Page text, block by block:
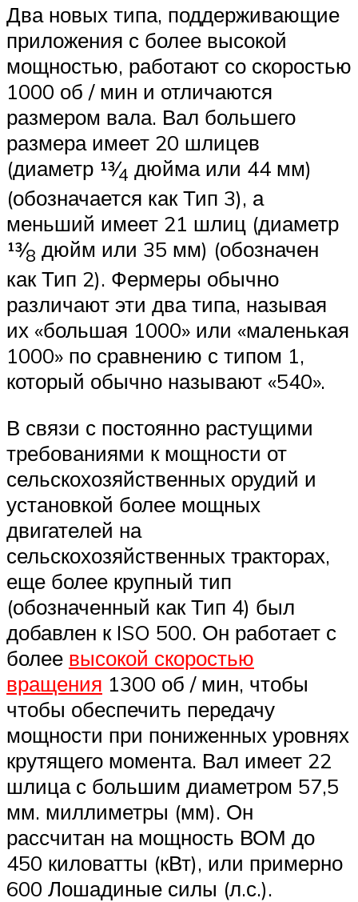
Два новых типа, поддерживающие
приложения с более высокой
мощностью, работают со скоростью
1000 об / мин и отличаются
размером вала. Вал большего
размера имеет 20 шлицев
(диаметр 13⁄4 дюйма или 44 мм)
(обозначается как Тип 3), а
меньший имеет 21 шлиц (диаметр
13⁄8 дюйм или 35 мм) (обозначен
как Тип 2). Фермеры обычно
различают эти два типа, называя
их «большая 1000» или «маленькая
1000» по сравнению с типом 1,
который обычно называют «540».
В связи с постоянно растущими
требованиями к мощности от
сельскохозяйственных орудий и
установкой более мощных
двигателей на
сельскохозяйственных тракторах,
еще более крупный тип
(обозначенный как Тип 4) был
добавлен к ISO 500. Он работает с
более высокой скоростью
вращения 1300 об / мин, чтобы
чтобы обеспечить передачу
мощности при пониженных уровнях
крутящего момента. Вал имеет 22
шлица с большим диаметром 57,5 ​​
мм. миллиметры (мм). Он
рассчитан на мощность ВОМ до
450 киловатты (кВт), или примерно
600 Лошадиные силы (л.с.).